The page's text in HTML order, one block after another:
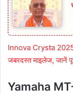
Innova Crysta
जबरदस्त माइलेज, जानें
Yamaha